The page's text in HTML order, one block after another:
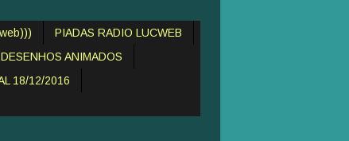
PIADAS RADIO LUCWEB
ANIMADOS
18/12/2016